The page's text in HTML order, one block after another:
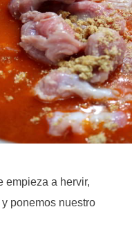
empieza a hervir,
ponemos nuestro